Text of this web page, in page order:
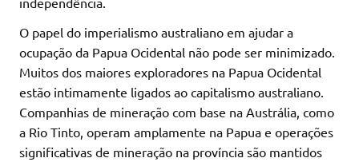
O papel do imperialismo australiano em ajudar a
ocupação da Papua Ocidental não pode ser minimizado.
Muitos dos maiores exploradores na Papua Ocidental
estão intimamente ligados ao capitalismo australiano.
Companhias de mineração com base na Austrália, como
a Rio Tinto, operam amplamente na Papua e operações
significativas de mineração na província são mantidos